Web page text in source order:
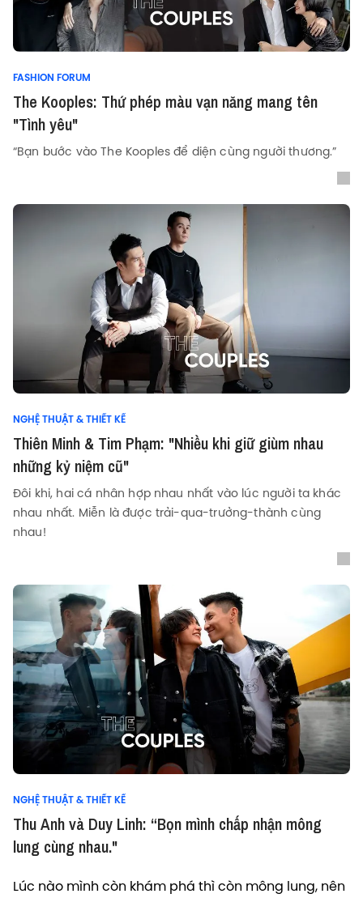
FASHION FORUM
The Kooples: Thứ phép màu vạn năng mang tên
"Tình yêu"
“Bạn bước vào The Kooples để diện cùng người thương.”
NGHỆ THUẬT & THIẾT KẾ
Thiên Minh & Tim Phạm: "Nhiều khi giữ giùm nhau
những kỷ niệm cũ"
Đôi khi, hai cá nhân hợp nhau nhất vào lúc người ta khác
nhau nhất. Miễn là được trải-qua-trưởng-thành cùng
nhau!
NGHỆ THUẬT & THIẾT KẾ
Thu Anh và Duy Linh: “Bọn mình chấp nhận mông
lung cùng nhau."
Lúc nào mình còn khám phá thì còn mông lung, nên